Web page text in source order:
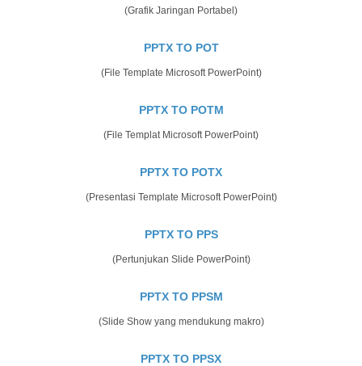
(Grafik Jaringan Portabel)
PPTX TO POT
(File Template Microsoft PowerPoint)
PPTX TO POTM
(File Templat Microsoft PowerPoint)
PPTX TO POTX
(Presentasi Template Microsoft PowerPoint)
PPTX TO PPS
(Pertunjukan Slide PowerPoint)
PPTX TO PPSM
(Slide Show yang mendukung makro)
PPTX TO PPSX